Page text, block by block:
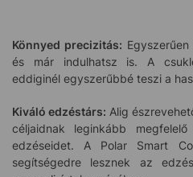
Könnyed precizitás:
és már indulhatsz is. A
eddiginél egyszerűbbé teszi a
Kiváló edzéstárs: Alig
céljaidnak leginkább
edzéseidet. A Polar Smart
segítségedre lesznek az